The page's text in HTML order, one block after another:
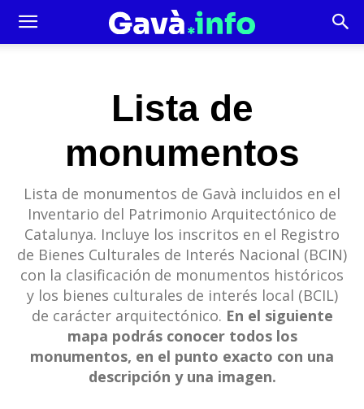
Lista de
monumentos
Lista de monumentos de Gavà incluidos en el
Inventario del Patrimonio Arquitectónico de
Catalunya. Incluye los inscritos en el Registro
de Bienes Culturales de Interés Nacional (BCIN)
con la clasificación de monumentos históricos
y los bienes culturales de interés local (BCIL)
de carácter arquitectónico. En el siguiente
mapa podrás conocer todos los
monumentos, en el punto exacto con una
descripción y una imagen.